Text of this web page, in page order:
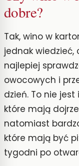
dobre?
Tak, wino w
jednak wiedzieć,
najlepiej
owocowych i
dzień. To nie
które mają
natomiast
które mają być
tygodni po